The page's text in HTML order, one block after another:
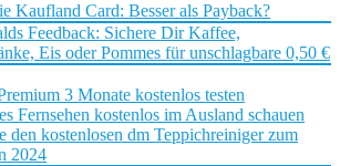
Kaufland Card: Besser als Payback?
Feedback: Sichere Dir Kaffee,
Eis oder Pommes für unschlagbare 0,50 €
3 Monate kostenlos testen
Fernsehen kostenlos im Ausland schauen
den kostenlosen dm Teppichreiniger zum
2024